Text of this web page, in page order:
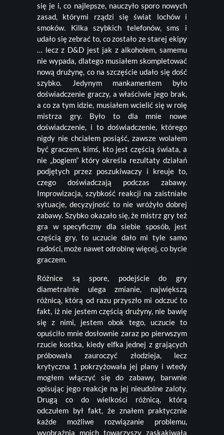
się je i, co najlepsze, nauczyło sporo nowych
zasad, którymi rządzi się świat lochów i
smoków. Kilka szybkich telefonów, sms i
udało się zebrać to, co zostało ze starej ekipy
… lecz z D&D jest jak z alkoholem, samemu
nie wypada, dlatego musiałem skompletować
nową drużynę, co na szczęście udało się dość
szybko. Jedynym mankamentem było
doświadczenie graczy, a właściwie jego brak,
a co za tym idzie, musiałem wcielić się w rolę
mistrza gry. Było to dla mnie nowe
doświadczenie, i to doświadczenie, którego
nigdy nie chciałem posiąść, zawsze wolałem
być graczem, kimś, kto jest częścią świata, a
nie „bogiem” który określa rezultaty działań
podjętych przez poszukiwaczy i kreuje to,
czego doświadczają podczas zabawy.
Improwizacja, szybkość reakcji na zaistniałe
sytuacje, decyzyjność to nie wróżyło dobrej
zabawy. Szybko okazało się, że mistrz gry też
gra w specyficzny dla siebie sposób, jest
częścią gry, to uczucie dało mi tyle samo
radości, może nawet odrobinę więcej, co bycie
graczem.
Różnice są spore, podejście do gry
diametralnie ulega zmianie, największą
różnicą, którą od razu przyszło mi odczuć to
fakt, iż nie jestem częścią drużyny, nie bawię
się z nimi, jestem obok tego, uczucie to
opuściło mnie dosłownie zaraz po pierwszym
rzucie kostka, kiedy elfka jednej z grających
próbowała zauroczyć złodzieja, lecz
krytyczna 1 pokrzyżowała jej plany i wtedy
mogłem włączyć się do zabawy, barwnie
opisując jego reakcje na jej nieudolne zaloty.
Drugą co do wielkości różnicą, którą
odczułem był fakt, że znałem praktycznie
każde możliwe rozwiązanie problemu,
wyobraźnia moich towarzyszy zaskakiwała